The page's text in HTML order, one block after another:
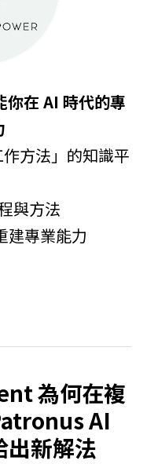
在 AI 時代的專
方法」的知識平
與方法
建專業能力
為何在複
AI
出新解法